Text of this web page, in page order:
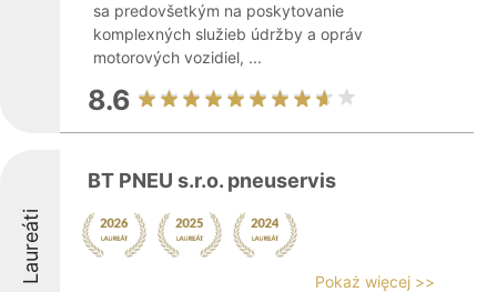
sa predovšetkým na poskytovanie
komplexných služieb údržby a opráv
motorových vozidiel, ...
8.6
Laureáti
BT PNEU s.r.o. pneuservis
Pokaż więcej >>